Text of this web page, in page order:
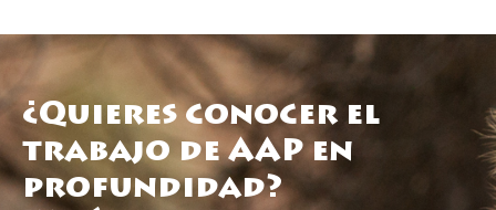
¿Quieres conocer el
trabajo de AAP en
profundidad?